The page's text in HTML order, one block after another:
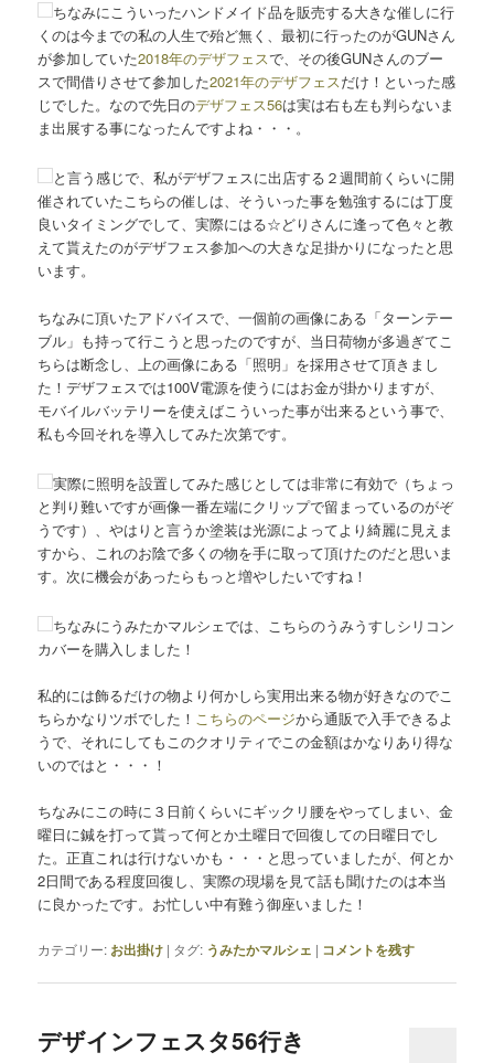
ちなみにこういったハンドメイド品を販売する大きな催しに行
くのは今までの私の人生で殆ど無く、最初に行ったのがGUNさん
が参加していた2018年のデザフェスで、その後GUNさんのブー
スで間借りさせて参加した2021年のデザフェスだけ！といった感
じでした。なので先日のデザフェス56は実は右も左も判らないま
ま出展する事になったんですよね・・・。
と言う感じで、私がデザフェスに出店する２週間前くらいに開
催されていたこちらの催しは、そういった事を勉強するには丁度
良いタイミングでして、実際にはる☆どりさんに逢って色々と教
えて貰えたのがデザフェス参加への大きな足掛かりになったと思
います。
ちなみに頂いたアドバイスで、一個前の画像にある「ターンテー
ブル」も持って行こうと思ったのですが、当日荷物が多過ぎてこ
ちらは断念し、上の画像にある「照明」を採用させて頂きまし
た！デザフェスでは100V電源を使うにはお金が掛かりますが、
モバイルバッテリーを使えばこういった事が出来るという事で、
私も今回それを導入してみた次第です。
実際に照明を設置してみた感じとしては非常に有効で（ちょっ
と判り難いですが画像一番左端にクリップで留まっているのがぞ
うです）、やはりと言うか塗装は光源によってより綺麗に見えま
すから、これのお陰で多くの物を手に取って頂けたのだと思いま
す。次に機会があったらもっと増やしたいですね！
ちなみにうみたかマルシェでは、こちらのうみうすしシリコン
カバーを購入しました！
私的には飾るだけの物より何かしら実用出来る物が好きなのでこ
ちらかなりツボでした！ こちらのページから通販で入手できるよ
うで、それにしてもこのクオリティでこの金額はかなりあり得な
いのではと・・・！
ちなみにこの時に３日前くらいにギックリ腰をやってしまい、金
曜日に鍼を打って貰って何とか土曜日で回復しての日曜日でし
た。正直これは行けないかも・・・と思っていましたが、何とか
2日間である程度回復し、実際の現場を見て話も聞けたのは本当
に良かったです。お忙しい中有難う御座いました！
カテゴリー: お出掛け | タグ: うみたかマルシェ | コメントを残す
デザインフェスタ56行き